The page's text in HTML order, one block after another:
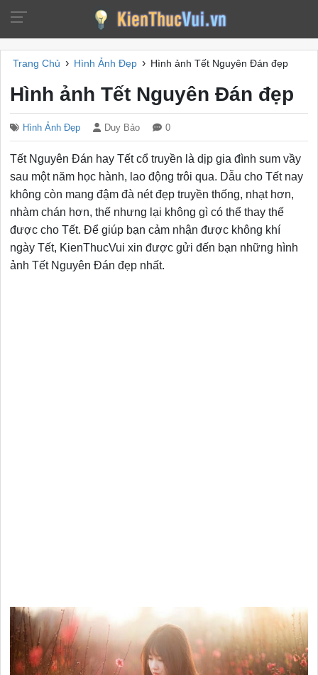
Trang Chủ › Hình Ảnh Đẹp › Hình ảnh Tết Nguyên Đán đẹp
Hình ảnh Tết Nguyên Đán đẹp
Hình Ảnh Đẹp Duy Bảo 0
Tết Nguyên Đán hay Tết cổ truyền là dịp gia đình sum vầy
sau một năm học hành, lao động trôi qua. Dẫu cho Tết nay
không còn mang đậm đà nét đẹp truyền thống, nhạt hơn,
nhàm chán hơn, thế nhưng lại không gì có thể thay thế
được cho Tết. Để giúp bạn cảm nhận được không khí
ngày Tết, KienThucVui xin được gửi đến bạn những hình
ảnh Tết Nguyên Đán đẹp nhất.